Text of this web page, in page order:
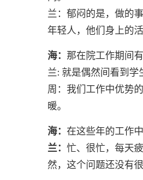
兰：郁闷的是，做的
年轻人，他们身上的
海： 那在院工作期间
兰: 就是偶然间看到学
周：我们工作中优势
暖。
海： 在这些年的工作
兰： 忙、很忙，每天
然，这个问题还没有